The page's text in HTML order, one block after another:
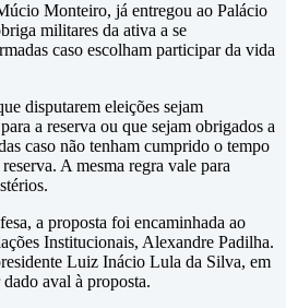
Monteiro, já entregou ao Palácio
militares da ativa a se
caso escolham participar da vida
disputarem eleições sejam
a reserva ou que sejam obrigados a
caso não tenham cumprido o tempo
A mesma regra vale para
a proposta foi encaminhada ao
Institucionais, Alexandre Padilha.
Luiz Inácio Lula da Silva, em
aval à proposta.